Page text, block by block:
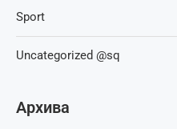
Sport
Uncategorized @sq
Архива